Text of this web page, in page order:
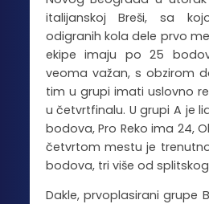
italijanskoj Breši, sa
odigranih kola dele prvo
ekipe imaju po 25
veoma važan, s obzirom
tim u grupi imati uslovno
u četvrtfinalu. U grupi A je
bodova, Pro Reko ima 24,
četvrtom mestu je
bodova, tri više od
Dakle, prvoplasirani grupe